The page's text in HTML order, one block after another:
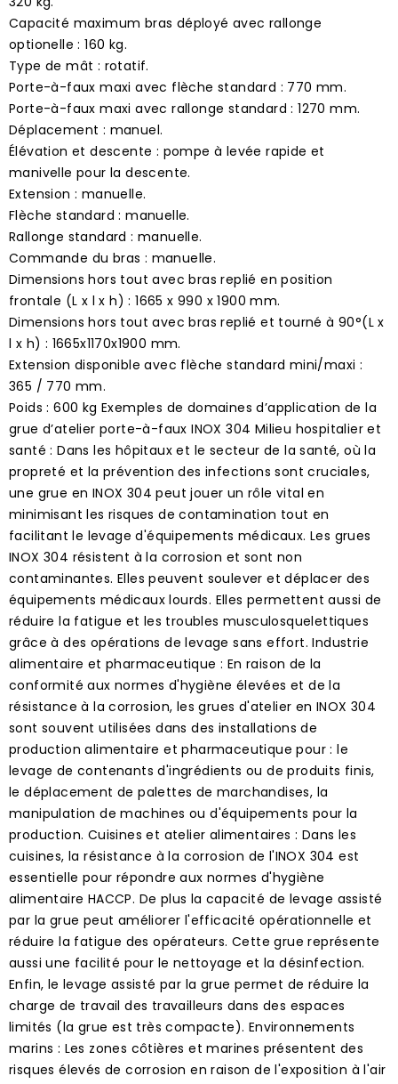
Capacité maximum bras déployé avec rallonge
optionelle : 160 kg.
Type de mât : rotatif.
Porte-à-faux maxi avec flèche standard : 770 mm.
Porte-à-faux maxi avec rallonge standard : 1270 mm.
Déplacement : manuel.
Élévation et descente : pompe à levée rapide et
manivelle pour la descente.
Extension : manuelle.
Flèche standard : manuelle.
Rallonge standard : manuelle.
Commande du bras : manuelle.
Dimensions hors tout avec bras replié en position
frontale (L x l x h) : 1665 x 990 x 1900 mm.
Dimensions hors tout avec bras replié et tourné à 90°(L x
l x h) : 1665x1170x1900 mm.
Extension disponible avec flèche standard mini/maxi :
365 / 770 mm.
Poids : 600 kg Exemples de domaines d’application de la
grue d’atelier porte-à-faux INOX 304 Milieu hospitalier et
santé : Dans les hôpitaux et le secteur de la santé, où la
propreté et la prévention des infections sont cruciales,
une grue en INOX 304 peut jouer un rôle vital en
minimisant les risques de contamination tout en
facilitant le levage d'équipements médicaux. Les grues
INOX 304 résistent à la corrosion et sont non
contaminantes. Elles peuvent soulever et déplacer des
équipements médicaux lourds. Elles permettent aussi de
réduire la fatigue et les troubles musculosquelettiques
grâce à des opérations de levage sans effort. Industrie
alimentaire et pharmaceutique : En raison de la
conformité aux normes d'hygiène élevées et de la
résistance à la corrosion, les grues d'atelier en INOX 304
sont souvent utilisées dans des installations de
production alimentaire et pharmaceutique pour : le
levage de contenants d'ingrédients ou de produits finis,
le déplacement de palettes de marchandises, la
manipulation de machines ou d'équipements pour la
production. Cuisines et atelier alimentaires : Dans les
cuisines, la résistance à la corrosion de l'INOX 304 est
essentielle pour répondre aux normes d'hygiène
alimentaire HACCP. De plus la capacité de levage assisté
par la grue peut améliorer l'efficacité opérationnelle et
réduire la fatigue des opérateurs. Cette grue représente
aussi une facilité pour le nettoyage et la désinfection.
Enfin, le levage assisté par la grue permet de réduire la
charge de travail des travailleurs dans des espaces
limités (la grue est très compacte). Environnements
marins : Les zones côtières et marines présentent des
risques élevés de corrosion en raison de l'exposition à l'air